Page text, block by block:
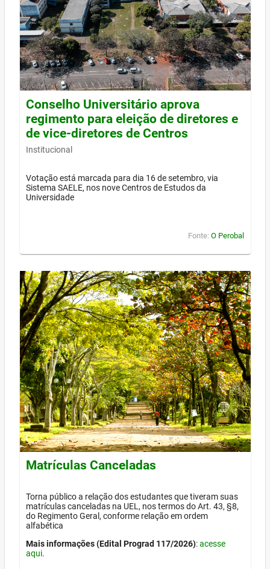
Conselho Universitário aprova
regimento para eleição de diretores e
de vice-diretores de Centros
Institucional
Votação está marcada para dia 16 de setembro, via
Sistema SAELE, nos nove Centros de Estudos da
Universidade
Fonte: O Perobal
Matrículas Canceladas
Torna público a relação dos estudantes que tiveram suas
matrículas canceladas na UEL, nos termos do Art. 43, §8,
do Regimento Geral, conforme relação em ordem
alfabética
Mais informações (Edital Prograd 117/2026):acesse
aqui.